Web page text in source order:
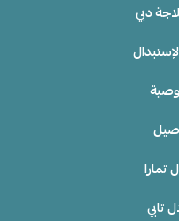
دبي
تابي